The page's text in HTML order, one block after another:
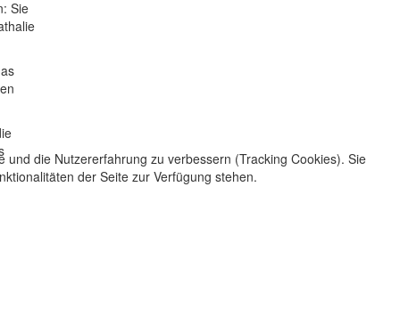
Sie
die Nutzererfahrung zu verbessern (Tracking Cookies). Sie
der Seite zur Verfügung stehen.